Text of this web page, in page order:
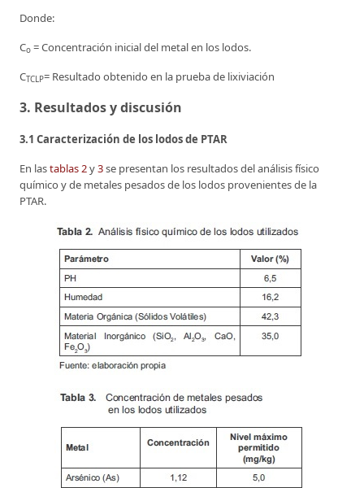
Donde:
Co = Concentración inicial del metal en los lodos.
CTCLP= Resultado obtenido en la prueba de lixiviación
3. Resultados y discusión
3.1 Caracterización de los lodos de PTAR
En lastablas 2y3se presentan los resultados del análisis físico
químico y de metales pesados de los lodos provenientes de la
PTAR.